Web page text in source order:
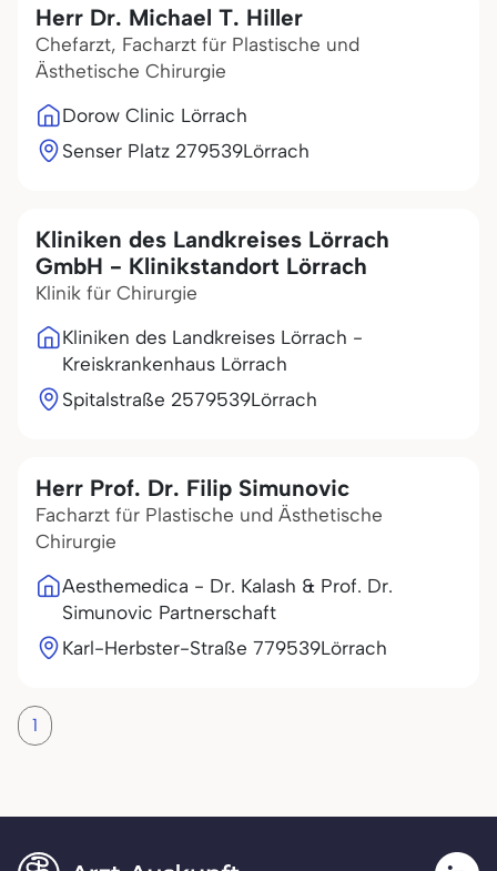
Herr Dr. Michael T. Hiller
Chefarzt, Facharzt für Plastische und
Ästhetische Chirurgie
Dorow Clinic Lörrach
Senser Platz 279539Lörrach
Kliniken des Landkreises Lörrach
GmbH - Klinikstandort Lörrach
Klinik für Chirurgie
Kliniken des Landkreises Lörrach -
Kreiskrankenhaus Lörrach
Spitalstraße 2579539Lörrach
Herr Prof. Dr. Filip Simunovic
Facharzt für Plastische und Ästhetische
Chirurgie
Aesthemedica - Dr. Kalash & Prof. Dr.
Simunovic Partnerschaft
Karl-Herbster-Straße 779539Lörrach
1